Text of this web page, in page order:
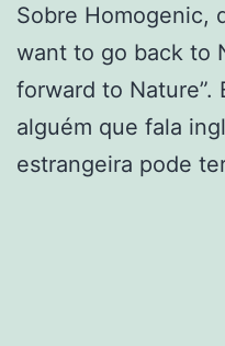
Sobre Homogenic,
want to go back to
forward to Nature”.
alguém que fala
estrangeira pode